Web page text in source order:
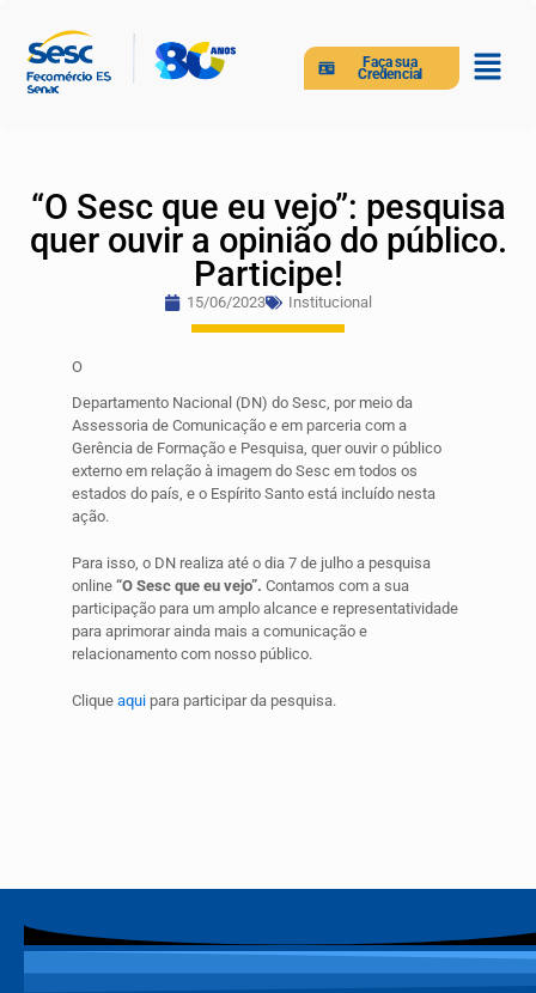
Faça sua
Credencial
“O Sesc que eu vejo”: pesquisa
quer ouvir a opinião do público.
Participe!
15/06/2023 Institucional
O
Departamento Nacional (DN) do Sesc, por meio da
Assessoria de Comunicação e em parceria com a
Gerência de Formação e Pesquisa, quer ouvir o público
externo em relação à imagem do Sesc em todos os
estados do país, e o Espírito Santo está incluído nesta
ação.
Para isso, o DN realiza até o dia 7 de julho a pesquisa
online “O Sesc que eu vejo”. Contamos com a sua
participação para um amplo alcance e representatividade
para aprimorar ainda mais a comunicação e
relacionamento com nosso público.
Clique aqui para participar da pesquisa.